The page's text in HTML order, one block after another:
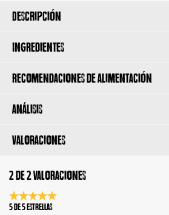
Descripción
Ingredientes
Recomendaciones de alimentación
Análisis
Valoraciones
2 de 2 valoraciones
Calificación promedio de 5 de 5 estrellas
5 de 5 Estrellas